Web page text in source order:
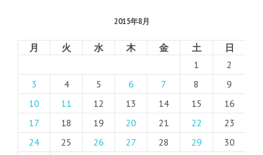
2015年8月
月 火 水 木 金 土 日
1
2
3
4 5 6 7 8
9
10
11 12 13 14 15
16
17
18 19 20 21 22
23
24
25 26 27 28 29
30